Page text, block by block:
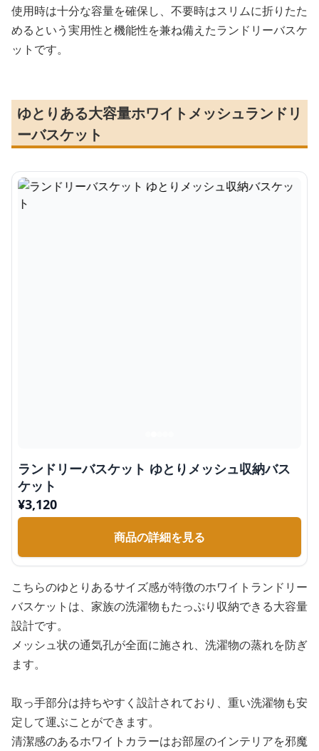
使用時は十分な容量を確保し、不要時はスリムに折りたた
めるという実用性と機能性を兼ね備えたランドリーバスケ
ットです。
ゆとりある大容量ホワイトメッシュランドリ
ーバスケット
ランドリーバスケット ゆとりメッシュ収納バス
ケット
¥3,120
商品の詳細を見る
こちらのゆとりあるサイズ感が特徴のホワイトランドリー
バスケットは、家族の洗濯物もたっぷり収納できる大容量
設計です。
メッシュ状の通気孔が全面に施され、洗濯物の蒸れを防ぎ
ます。
取っ手部分は持ちやすく設計されており、重い洗濯物も安
定して運ぶことができます。
清潔感のあるホワイトカラーはお部屋のインテリアを邪魔